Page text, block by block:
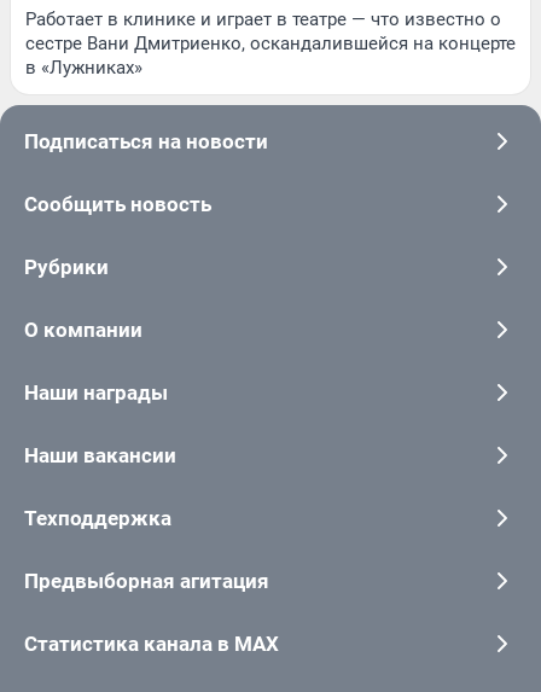
Работает в клинике и играет в театре — что известно о
сестре Вани Дмитриенко, оскандалившейся на концерте
в «Лужниках»
Подписаться на новости
Сообщить новость
Рубрики
О компании
Наши награды
Наши вакансии
Техподдержка
Предвыборная агитация
Статистика канала в MAX